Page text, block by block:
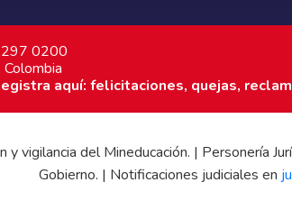
297 0200
aquí: felicitaciones, quejas,
y vigilancia del Mineducación. |
Gobierno. | Notificaciones judiciales en